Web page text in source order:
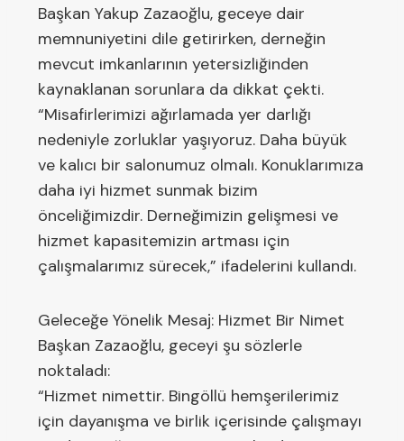
Başkan Yakup Zazaoğlu, geceye dair
memnuniyetini dile getirirken, derneğin
mevcut imkanlarının yetersizliğinden
kaynaklanan sorunlara da dikkat çekti.
“Misafirlerimizi ağırlamada yer darlığı
nedeniyle zorluklar yaşıyoruz. Daha büyük
ve kalıcı bir salonumuz olmalı. Konuklarımıza
daha iyi hizmet sunmak bizim
önceliğimizdir. Derneğimizin gelişmesi ve
hizmet kapasitemizin artması için
çalışmalarımız sürecek,” ifadelerini kullandı.
Geleceğe Yönelik Mesaj: Hizmet Bir Nimet
Başkan Zazaoğlu, geceyi şu sözlerle
noktaladı:
“Hizmet nimettir. Bingöllü hemşerilerimiz
için dayanışma ve birlik içerisinde çalışmayı